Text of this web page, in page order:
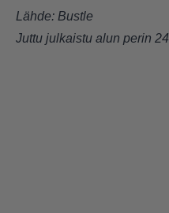
Lähde: Bustle
Juttu julkaistu alun perin